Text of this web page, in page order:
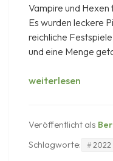
Vampire und
Es wurden leckere
reichliche
und eine Menge
weiterlesen
Veröffentlicht als
Schlagworte:
2022